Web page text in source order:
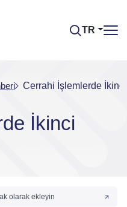
TR
Cerrahi İşlemlerde
İkinci
olarak ekleyin